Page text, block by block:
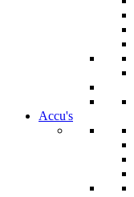
Accu's